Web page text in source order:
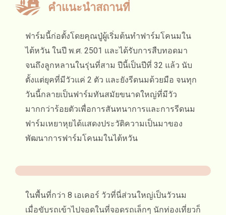
คำแนะนำสถานที่
ฟาร์มนี้ก่อตั้งโดยคุณปู่ผู้เริ่มต้นทำฟาร์มโคนมใน
ไต้หวัน ในปี พ.ศ. 2501 และได้รับการสืบทอดมา
จนถึงลูกหลานในรุ่นที่สาม ปีนี้เป็นปีที่ 32 แล้ว นับ
ตั้งแต่ยุคที่มีวัวแค่ 2 ตัว และยังรีดนมด้วยมือ จนทุก
วันนี้กลายเป็นฟาร์มทันสมัยขนาดใหญ่ที่มีวัว
มากกว่าร้อยตัวเพื่อการสันทนาการและการรีดนม
ฟาร์มเหยาหุยได้แสดงประวัติความเป็นมาของ
พัฒนาการฟาร์มโคนมในไต้หวัน
ในพื้นที่กว่า 8 เอเคอร์ วัวที่นี่ส่วนใหญ่เป็นวัวนม
เมื่อขับรถเข้าไปจอดในที่จอดรถเล็กๆ นักท่องเที่ยวก็